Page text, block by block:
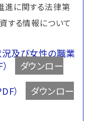
進に関する法律第
する情報について
及び女性の職業
ダウンロー
）
ダウンロー